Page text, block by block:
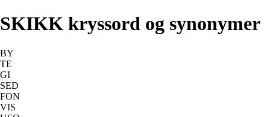
SKIKK kryssord og synonymer
BY
TE
GI
SED
FON
VIS